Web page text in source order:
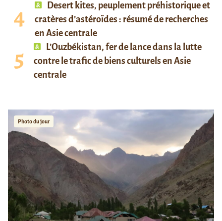
Desert kites, peuplement préhistorique et
cratères d’astéroïdes : résumé de recherches
en Asie centrale
L’Ouzbékistan, fer de lance dans la lutte
contre le trafic de biens culturels en Asie
centrale
Photo du jour